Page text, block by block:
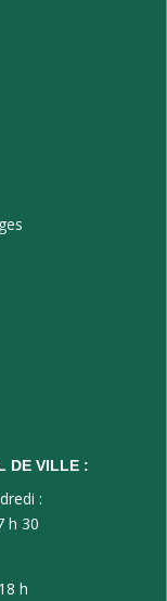
DE VILLE :
:
h 30
h